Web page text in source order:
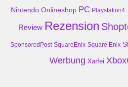
Nintendo Onlineshop PC Playstation4
Review Rezension
SponsoredPost SquareEnix Square Enix
Werbung Xarfei